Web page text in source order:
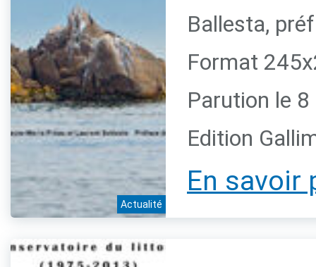
Actualité
Ballesta,
Format
Parution le
Edition
En savoir